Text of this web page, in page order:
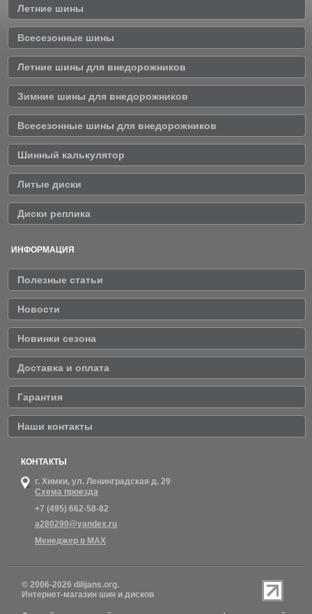
Летние шины
Всесезонные шины
Летние шины для внедорожников
Зимние шины для внедорожников
Всесезонные шины для внедорожников
Шинный калькулятор
Литые диски
Диски реплика
ИНФОРМАЦИЯ
Полезные статьи
Новости
Новинки сезона
Доставка и оплата
Гарантия
Наши контакты
КОНТАКТЫ
г. Химки, ул. Ленинградская д. 29
Схема проезда
+7 (495) 662-58-82
a280290@yandex.ru
Менеджер в MAX
© 2006-2026 dilijans.org.
Интернет-магазин шин и дисков